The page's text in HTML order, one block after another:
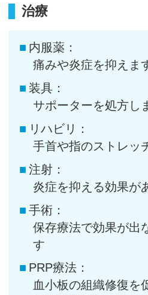
治療
内服薬：
痛みや炎症を抑えま
装具：
サポーターを処方し
リハビリ：
手首や指のストレッ
注射：
炎症を抑える効果が
手術：
保存療法で効果が出
す
PRP療法：
血小板の組織修復を